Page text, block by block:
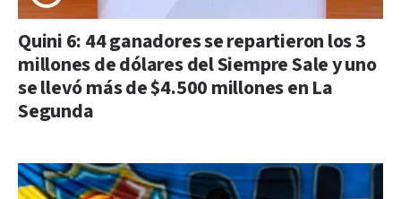
Quini 6: 44 ganadores se repartieron los 3
millones de dólares del Siempre Sale y uno
se llevó más de $4.500 millones en La
Segunda